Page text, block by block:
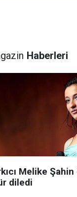
Haberleri
Melike
diledi